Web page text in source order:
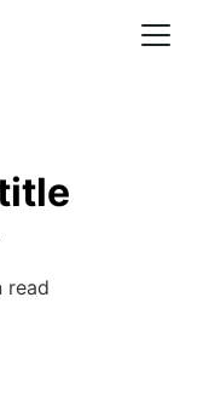
read